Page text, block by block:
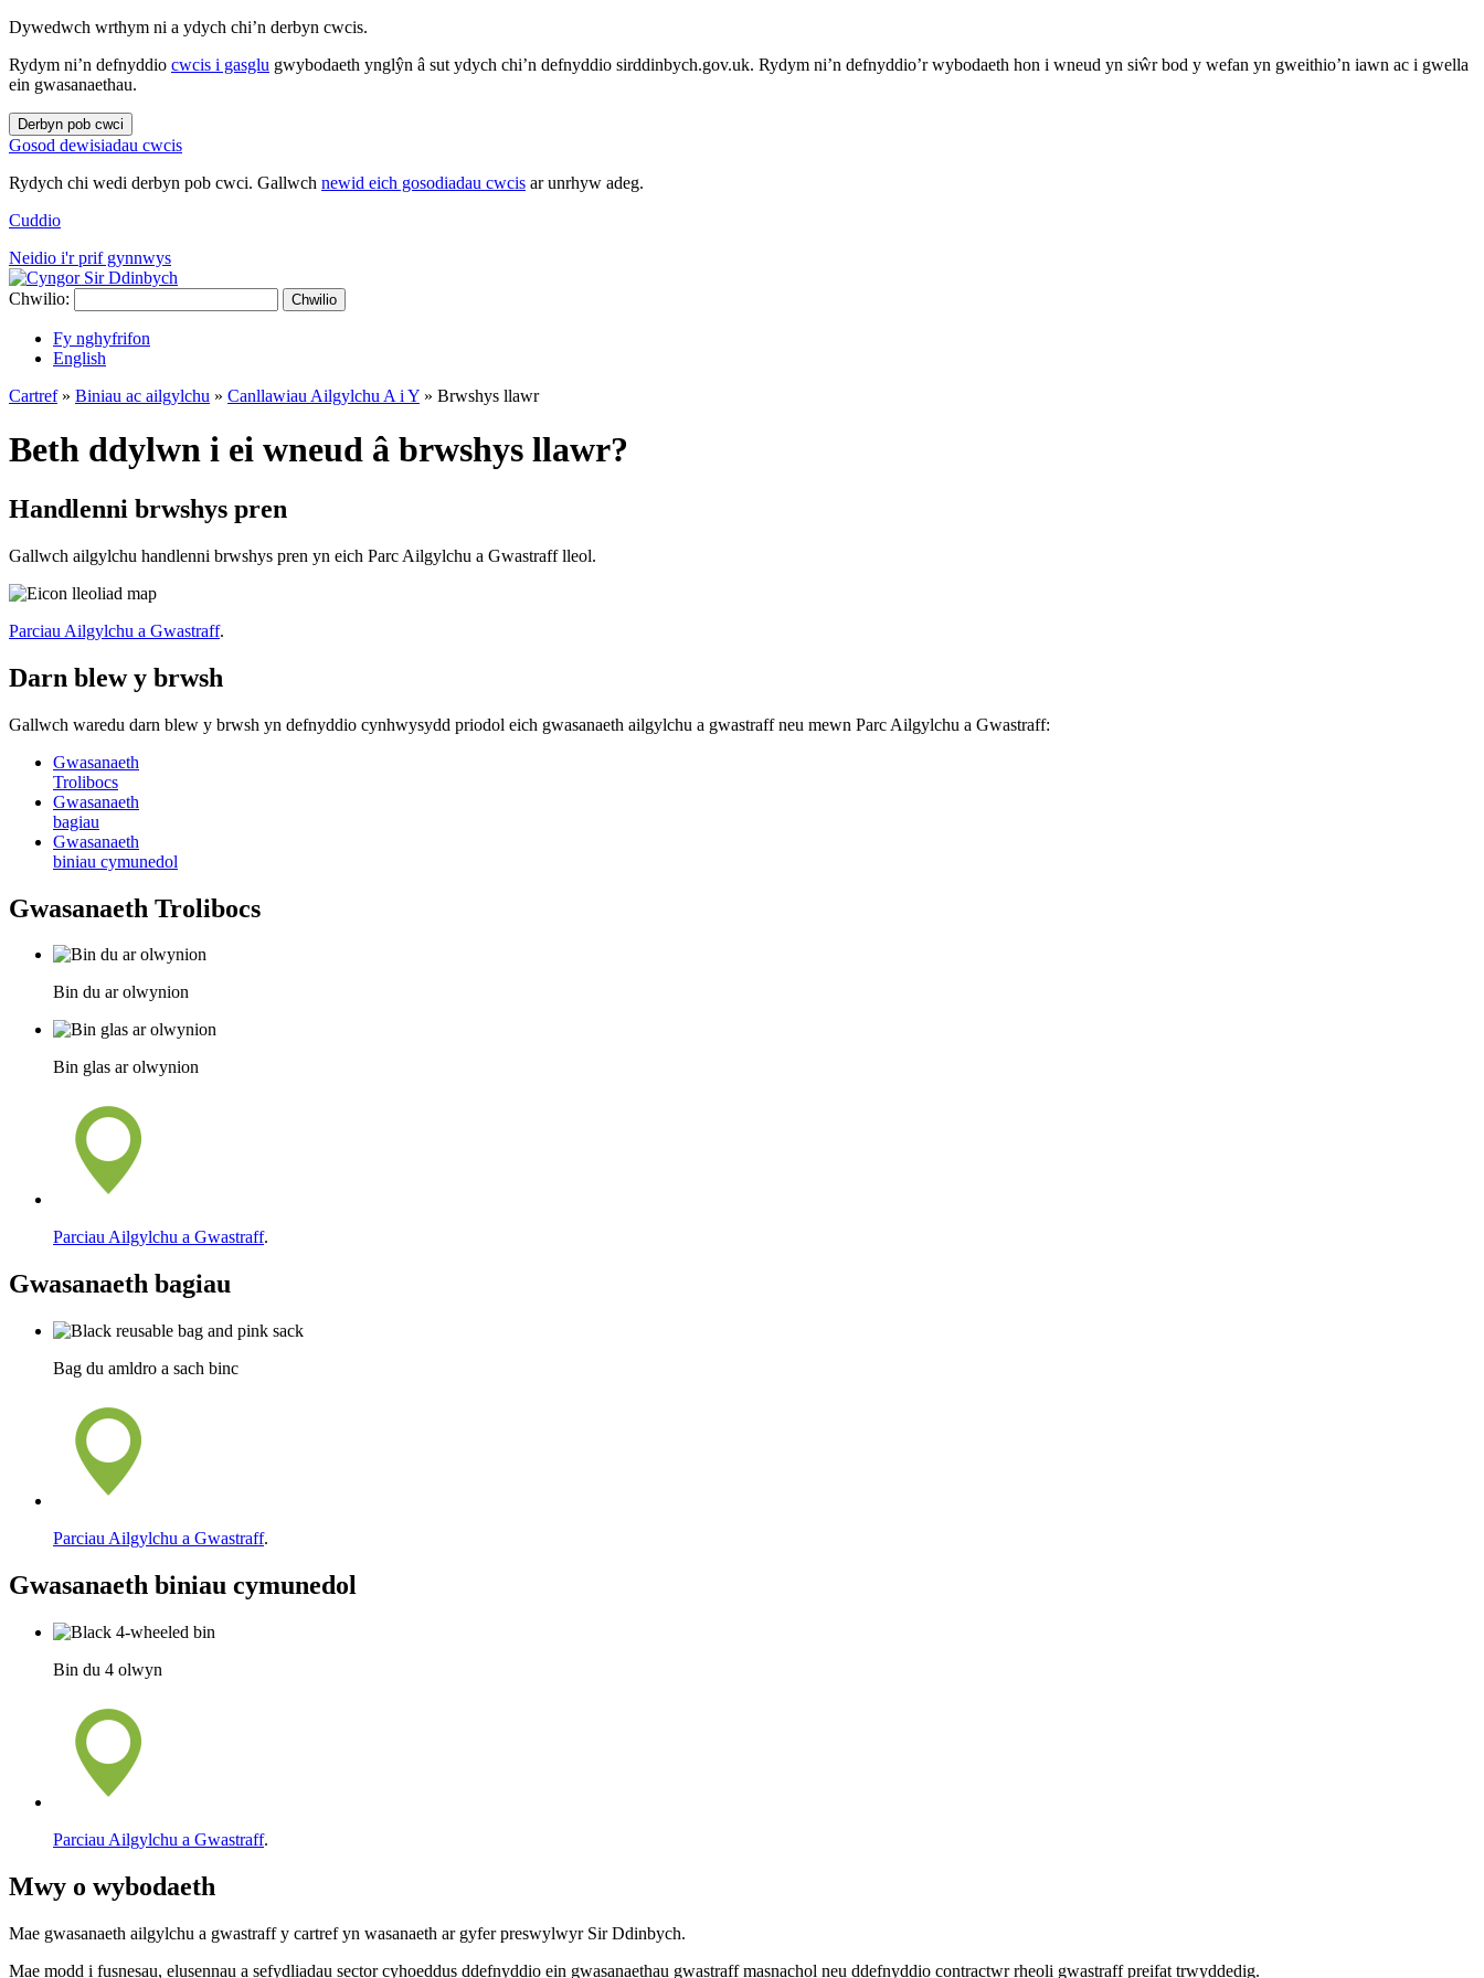
Dywedwch wrthym ni a ydych chi’n derbyn cwcis.
Rydym ni’n defnyddio cwcis i gasglu gwybodaeth ynglŷn â sut ydych chi’n defnyddio sirddinbych.gov.uk. Rydym ni’n defnyddio’r wybodaeth hon i wneud yn siŵr bod y wefan yn gweithio’n iawn ac i gwella
ein gwasanaethau.
Derbyn pob cwci
Gosod dewisiadau cwcis
Rydych chi wedi derbyn pob cwci. Gallwch newid eich gosodiadau cwcis ar unrhyw adeg.
Cuddio
Neidio i'r prif gynnwys
Chwilio: Chwilio
Fy nghyfrifon
English
Cartref» Biniau ac ailgylchu » Canllawiau Ailgylchu A i Y » Brwshys llawr
Beth ddylwn i ei wneud â brwshys llawr?
Handlenni brwshys pren
Gallwch ailgylchu handlenni brwshys pren yn eich Parc Ailgylchu a Gwastraff lleol.
Parciau Ailgylchu a Gwastraff.
Darn blew y brwsh
Gallwch waredu darn blew y brwsh yn defnyddio cynhwysydd priodol eich gwasanaeth ailgylchu a gwastraff neu mewn Parc Ailgylchu a Gwastraff:
Gwasanaeth
Trolibocs
Gwasanaeth
bagiau
Gwasanaeth
biniau cymunedol
Gwasanaeth Trolibocs
Bin du ar olwynion
Bin glas ar olwynion
Parciau Ailgylchu a Gwastraff.
Gwasanaeth bagiau
Bag du amldro a sach binc
Parciau Ailgylchu a Gwastraff.
Gwasanaeth biniau cymunedol
Bin du 4 olwyn
Parciau Ailgylchu a Gwastraff.
Mwy o wybodaeth
Mae gwasanaeth ailgylchu a gwastraff y cartref yn wasanaeth ar gyfer preswylwyr Sir Ddinbych.
Mae modd i fusnesau, elusennau a sefydliadau sector cyhoeddus ddefnyddio ein gwasanaethau gwastraff masnachol neu ddefnyddio contractwr rheoli gwastraff preifat trwyddedig.